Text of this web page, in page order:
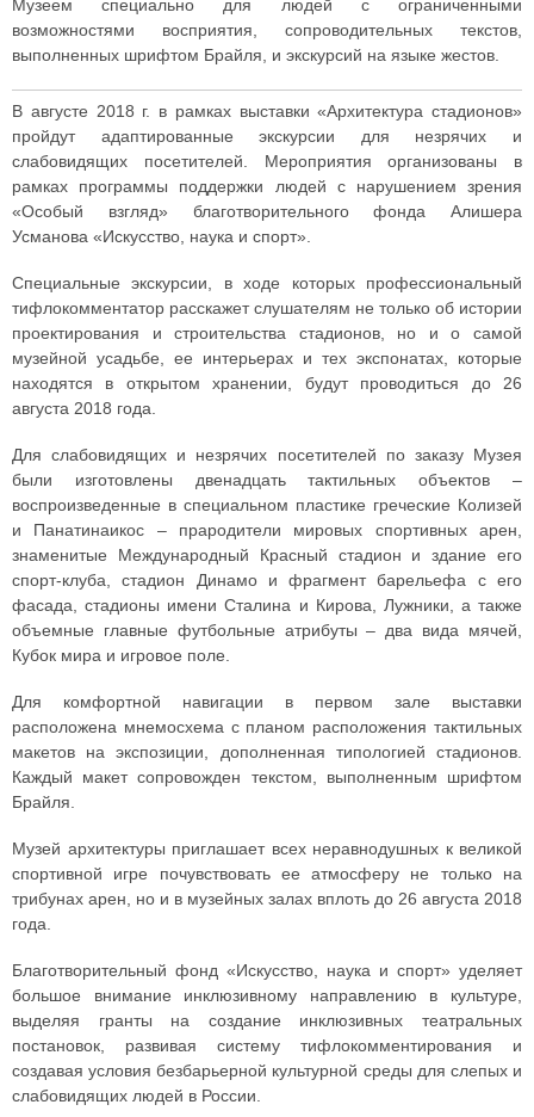
Музеем специально для людей с ограниченными
возможностями восприятия, сопроводительных текстов,
выполненных шрифтом Брайля, и экскурсий на языке жестов.
В августе 2018 г. в рамках выставки «Архитектура стадионов»
пройдут адаптированные экскурсии для незрячих и
слабовидящих посетителей. Мероприятия организованы в
рамках программы поддержки людей с нарушением зрения
«Особый взгляд» благотворительного фонда Алишера
Усманова «Искусство, наука и спорт».
Специальные экскурсии, в ходе которых профессиональный
тифлокомментатор расскажет слушателям не только об истории
проектирования и строительства стадионов, но и о самой
музейной усадьбе, ее интерьерах и тех экспонатах, которые
находятся в открытом хранении, будут проводиться до 26
августа 2018 года.
Для слабовидящих и незрячих посетителей по заказу Музея
были изготовлены двенадцать тактильных объектов –
воспроизведенные в специальном пластике греческие Колизей
и Панатинаикос – прародители мировых спортивных арен,
знаменитые Международный Красный стадион и здание его
спорт-клуба, стадион Динамо и фрагмент барельефа с его
фасада, стадионы имени Сталина и Кирова, Лужники, а также
объемные главные футбольные атрибуты – два вида мячей,
Кубок мира и игровое поле.
Для комфортной навигации в первом зале выставки
расположена мнемосхема с планом расположения тактильных
макетов на экспозиции, дополненная типологией стадионов.
Каждый макет сопровожден текстом, выполненным шрифтом
Брайля.
Музей архитектуры приглашает всех неравнодушных к великой
спортивной игре почувствовать ее атмосферу не только на
трибунах арен, но и в музейных залах вплоть до 26 августа 2018
года.
Благотворительный фонд «Искусство, наука и спорт» уделяет
большое внимание инклюзивному направлению в культуре,
выделяя гранты на создание инклюзивных театральных
постановок, развивая систему тифлокомментирования и
создавая условия безбарьерной культурной среды для слепых и
слабовидящих людей в России.